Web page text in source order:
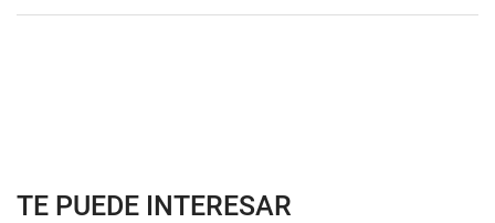
TE PUEDE INTERESAR